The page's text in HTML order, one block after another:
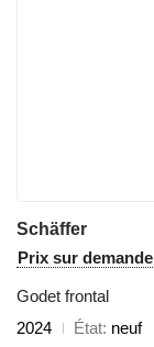
Schäffer
Prix sur demande
Godet frontal
2024
État neuf